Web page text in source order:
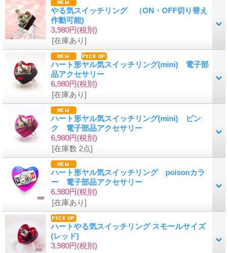
やる気スイッチリング （ON・OFF切り替え
作動可能)
3,980円(税別)
[在庫あり]
ハート形ヤル気スイッチリング(mini) 電子部
品アクセサリー
6,980円(税別)
[在庫あり]
ハート形ヤル気スイッチリング(mini) ピン
ク 電子部品アクセサリー
6,980円(税別)
[在庫数 2点]
ハート形ヤル気スイッチリング poisonカラ
ー 電子部品アクセサリー
6,980円(税別)
[在庫あり]
ハートやる気スイッチリング スモールサイズ
(レッド)
3,980円(税別)